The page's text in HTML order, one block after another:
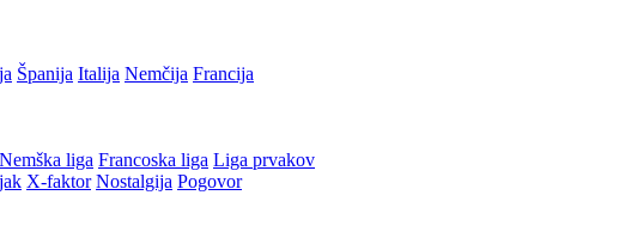
Španija Italija Nemčija Francija
Nemška liga Francoska liga Liga prvakov
X-faktor Nostalgija Pogovor